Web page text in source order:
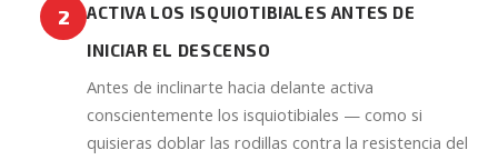
2
ACTIVA LOS ISQUIOTIBIALES ANTES DE
INICIAR EL DESCENSO
Antes de inclinarte hacia delante activa
conscientemente los isquiotibiales — como si
quisieras doblar las rodillas contra la resistencia del